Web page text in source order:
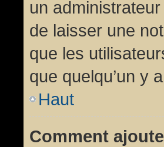
un
de laisser une
que les
que quelqu’un y
Haut
Comment